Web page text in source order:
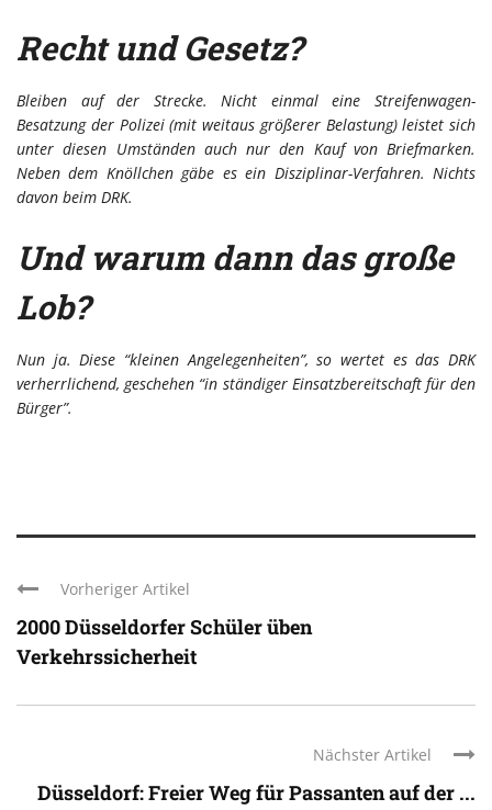
Recht und Gesetz?
Bleiben auf der Strecke. Nicht einmal eine Streifenwagen-
Besatzung der Polizei (mit weitaus größerer Belastung) leistet sich
unter diesen Umständen auch nur den Kauf von Briefmarken.
Neben dem Knöllchen gäbe es ein Disziplinar-Verfahren. Nichts
davon beim DRK.
Und warum dann das große
Lob?
Nun ja. Diese “kleinen Angelegenheiten”, so wertet es das DRK
verherrlichend, geschehen “in ständiger Einsatzbereitschaft für den
Bürger”.
Vorheriger Artikel
2000 Düsseldorfer Schüler üben
Verkehrssicherheit
Nächster Artikel
Düsseldorf: Freier Weg für Passanten auf der ...